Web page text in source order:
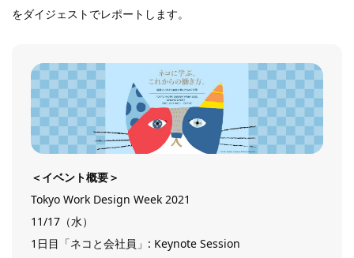
をダイジェストでレポートします。
＜イベント概要＞
Tokyo Work Design Week 2021
11/17（水）
1日目「ネコと会社員」: Keynote Session